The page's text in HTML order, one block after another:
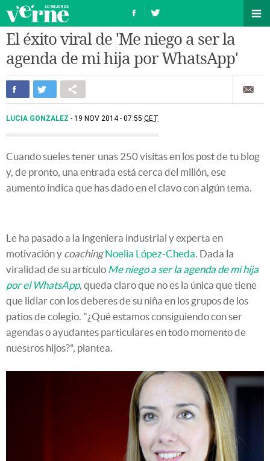
El éxito viral de 'Me niego a ser la
agenda de mi hija por WhatsApp'
LUCIA GONZALEZ 19 NOV 2014 - 07:55 CET
Cuando sueles tener unas 250 visitas en los post de tu blog
y, de pronto, una entrada está cerca del millón, ese
aumento indica que has dado en el clavo con algún tema.
Le ha pasado a la ingeniera industrial y experta en
motivación y coaching Noelia López-Cheda. Dada la
viralidad de su artículo Me niego a ser la agenda de mi hija
por el WhatsApp, queda claro que no es la única que tiene
que lidiar con los deberes de su niña en los grupos de los
patios de colegio. "¿Qué estamos consiguiendo con ser
agendas o ayudantes particulares en todo momento de
nuestros hijos?", plantea.